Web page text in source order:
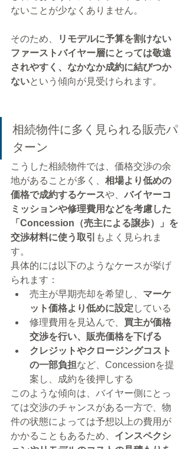
ないことが少なくありません。
そのため、
リモデルに予算を割けない
ファーストバイヤー層にとっては敬遠
されやすく、なかなか成約に結びつか
ないという傾向が見受けられます。
相続物件に多く見られる販売パ
ターン
こうした相続物件では、価格交渉の余
地があることが多く、 相場より低めの
価格で成約するケースや、 バイヤーコ
ミッションや修理費用などを考慮した
「Concession（売主による譲歩）」を
交渉材料に使う取引 もよく見られま
す。
具体的には以下のようなケースが挙げ
られます：
売主が早期売却を希望し、 マーケ
ット価格より低めに設定 している
修理費用を見込んで、 買主が価格
交渉を行い、販売価格を下げる
クレジットやクロージングコスト
の一部負担など、Concessionを提
案し、成約を後押しする
このような傾向は、バイヤー側にとっ
ては交渉のチャンスがある一方で、物
件の状態によっては予想以上の費用が
かかることもあるため、 インスペクシ